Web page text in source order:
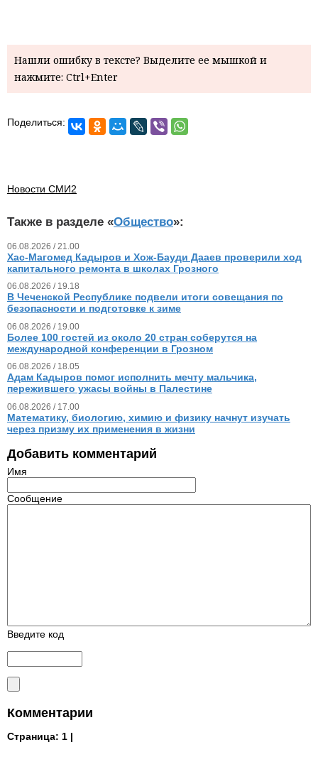
Нашли ошибку в тексте? Выделите ее мышкой и
нажмите: Ctrl+Enter
Поделиться:
Новости СМИ2
Также в разделе «Общество»:
06.08.2026 / 21.00
Хас-Магомед Кадыров и Хож-Бауди Дааев проверили ход
капитального ремонта в школах Грозного
06.08.2026 / 19.18
В Чеченской Республике подвели итоги совещания по
безопасности и подготовке к зиме
06.08.2026 / 19.00
Более 100 гостей из около 20 стран соберутся на
международной конференции в Грозном
06.08.2026 / 18.05
Адам Кадыров помог исполнить мечту мальчика,
пережившего ужасы войны в Палестине
06.08.2026 / 17.00
Математику, биологию, химию и физику начнут изучать
через призму их применения в жизни
Добавить комментарий
Имя
Сообщение
Введите код
Комментарии
Страница: 1 |